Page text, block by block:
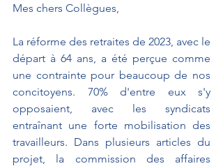
Mes chers Collègues,
La réforme des retraites de 2023, avec le
départ à 64 ans, a été perçue comme
une contrainte pour beaucoup de nos
concitoyens. 70% d'entre eux s'y
opposaient, avec les syndicats
entraînant une forte mobilisation des
travailleurs. Dans plusieurs articles du
projet, la commission des affaires